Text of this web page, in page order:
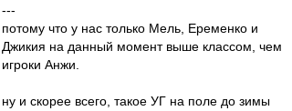
---
потому что у нас только Мель, Еременко и
Джикия на данный момент выше классом, чем
игроки Анжи.
ну и скорее всего, такое УГ на поле до зимы